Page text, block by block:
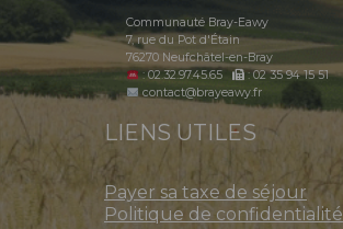
Communauté Bray-Eawy
7, rue du Pot d'Étain
76270 Neufchâtel-en-Bray
: 02.32.97.45.65
: 02 35 94 15 51
contact@brayeawy.fr
LIENS UTILES
Payer sa taxe de séjour
Politique de confidentialité